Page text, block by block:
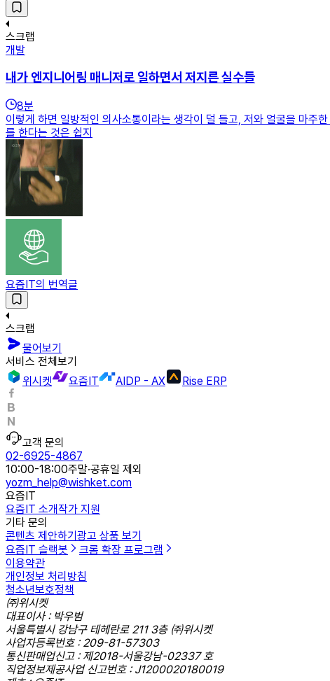
스크랩
개발
내가 엔지니어링 매니저로 일하면서 저지른 실수들
8분
이렇게 하면 일방적인 의사소통이라는 생각이 덜 들고, 저와 얼굴을 마주
를 한다는 것은 쉽지
요즘IT의 번역글
스크랩
물어보기
서비스 전체보기
위시켓
요즘IT AIDP - AX Rise ERP
고객 문의
02-6925-4867
10:00-18:00주말·공휴일 제외
yozm_help@wishket.com
요즘IT
요즘IT 소개작가 지원
기타 문의
콘텐츠 제안하기 광고 상품 보기
요즘IT 슬랙봇
크롬 확장 프로그램
이용약관
개인정보 처리방침
청소년보호정책
㈜위시켓
대표이사 : 박우범
서울특별시 강남구 테헤란로 211 3층 ㈜위시켓
사업자등록번호 : 209-81-57303
통신판매업신고 : 제2018-서울강남-02337 호
직업정보제공사업 신고번호 : J1200020180019